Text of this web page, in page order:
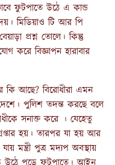
ফুটপাতে উঠে এ কান্ড
মিডিয়াও টি আর পি
প্রশ্ন তোলে। কিন্তু
করে বিজ্ঞাপন হারাবার
কি আছে? বিরোধীরা এমন
পুলিশ তদন্ত করছে বলে
সনাক্ত করে । যেহেতু
হয়। তারপর যা হয় আর
মন্ত্রী পুত্র মদ্যপ অবস্থায়